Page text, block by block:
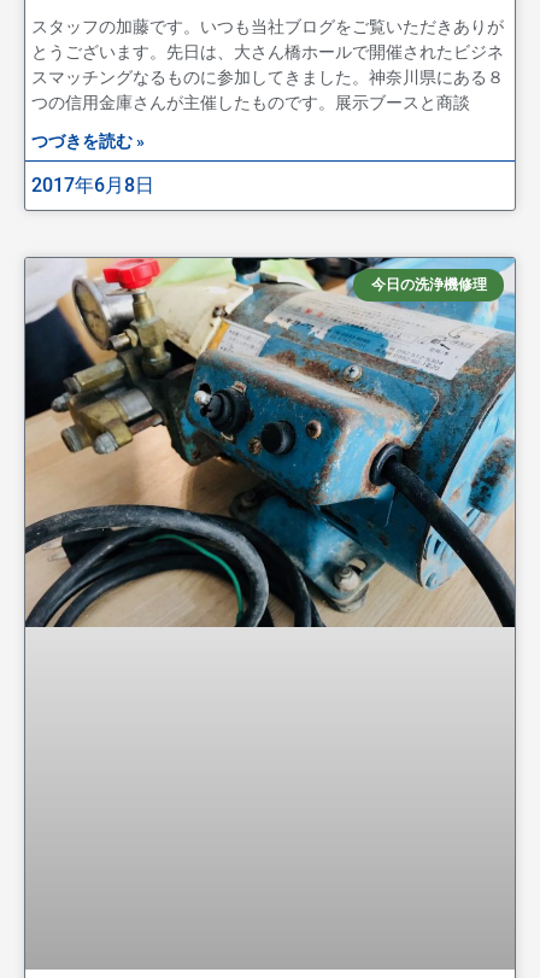
スタッフの加藤です。いつも当社ブログをご覧いただきありが
とうございます。先日は、大さん橋ホールで開催されたビジネ
スマッチングなるものに参加してきました。神奈川県にある８
つの信用金庫さんが主催したものです。展示ブースと商談
つづきを読む »
2017年6月8日
今日の洗浄機修理